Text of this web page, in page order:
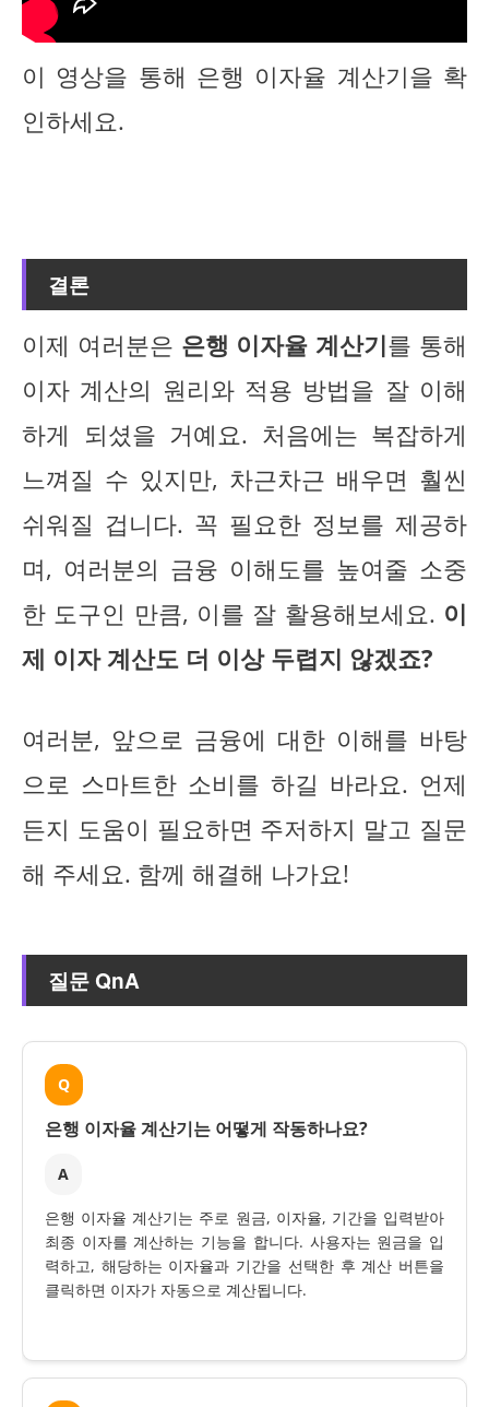
이 영상을 통해 은행 이자율 계산기을 확
인하세요.
결론
이제 여러분은 은행 이자율 계산기를 통해
이자 계산의 원리와 적용 방법을 잘 이해
하게 되셨을 거예요. 처음에는 복잡하게
느껴질 수 있지만, 차근차근 배우면 훨씬
쉬워질 겁니다. 꼭 필요한 정보를 제공하
며, 여러분의 금융 이해도를 높여줄 소중
한 도구인 만큼, 이를 잘 활용해보세요. 이
제 이자 계산도 더 이상 두렵지 않겠죠?
여러분, 앞으로 금융에 대한 이해를 바탕
으로 스마트한 소비를 하길 바라요. 언제
든지 도움이 필요하면 주저하지 말고 질문
해 주세요. 함께 해결해 나가요!
질문 QnA
Q
은행 이자율 계산기는 어떻게 작동하나요?
A
은행 이자율 계산기는 주로 원금, 이자율, 기간을 입력받아
최종 이자를 계산하는 기능을 합니다. 사용자는 원금을 입
력하고, 해당하는 이자율과 기간을 선택한 후 계산 버튼을
클릭하면 이자가 자동으로 계산됩니다.